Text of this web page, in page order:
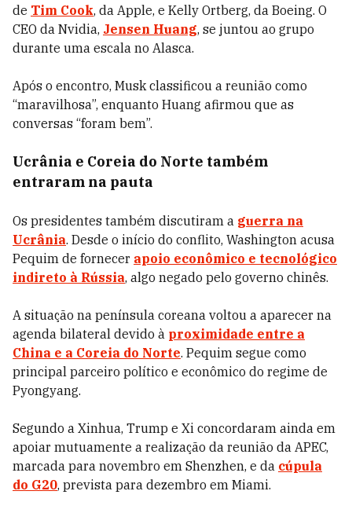
de Tim Cook, da Apple, e Kelly Ortberg, da Boeing. O
CEO da Nvidia, Jensen Huang, se juntou ao grupo
durante uma escala no Alasca.
Após o encontro, Musk classificou a reunião como
“maravilhosa”, enquanto Huang afirmou que as
conversas “foram bem”.
Ucrânia e Coreia do Norte também
entraram na pauta
Os presidentes também discutiram a guerra na
Ucrânia. Desde o início do conflito, Washington acusa
Pequim de fornecer apoio econômico e tecnológico
indireto à Rússia, algo negado pelo governo chinês.
A situação na península coreana voltou a aparecer na
agenda bilateral devido à proximidade entre a
China e a Coreia do Norte. Pequim segue como
principal parceiro político e econômico do regime de
Pyongyang.
Segundo a Xinhua, Trump e Xi concordaram ainda em
apoiar mutuamente a realização da reunião da APEC,
marcada para novembro em Shenzhen, e da cúpula
do G20, prevista para dezembro em Miami.